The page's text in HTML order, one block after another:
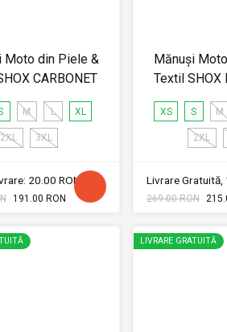
Moto din Piele &
CARBONET
M L XL
2XL 3XL
20.00 RON
191.00 RON
Mănuși
Textil SHOX
XS S M
2XL
Livrare Gratuită,
269.00 RON
LIVRARE GRATUITĂ